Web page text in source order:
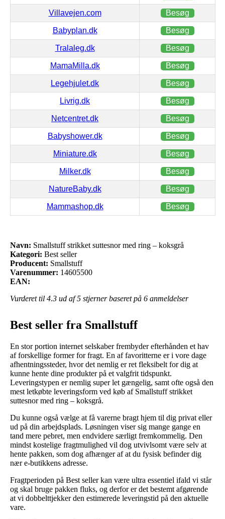
Villavejen.com Besøg
Babyplan.dk Besøg
Tralaleg.dk Besøg
MamaMilla.dk Besøg
Legehjulet.dk Besøg
Livrig.dk Besøg
Netcentret.dk Besøg
Babyshower.dk Besøg
Miniature.dk Besøg
Milker.dk Besøg
NatureBaby.dk Besøg
Mammashop.dk Besøg
Navn: Smallstuff strikket suttesnor med ring – koksgrå
Kategori: Best seller
Producent: Smallstuff
Varenummer: 14605500
EAN:
Vurderet til 4.3 ud af 5 stjerner baseret på 6 anmeldelser
Best seller fra Smallstuff
En stor portion internet selskaber frembyder efterhånden et hav
af forskellige former for fragt. En af favoritterne er i vore dage
afhentningssteder, hvor det nemlig er ret fleksibelt for dig at
kunne hente dine produkter på et valgfrit tidspunkt.
Leveringstypen er nemlig super let gængelig, samt ofte også den
mest letkøbte leveringsform ved køb af Smallstuff strikket
suttesnor med ring – koksgrå.
Du kunne også vælge at få varerne bragt hjem til dig privat eller
ud på din arbejdsplads. Løsningen viser sig mange gange en
tand mere pebret, men endvidere særligt fremkommelig. Den
mindst kostelige fragtmulighed vil dog utvivlsomt være selv at
hente pakken, som dog afhænger af at du fysisk befinder dig
nær e-butikkens adresse.
Fragtperioden på Best seller kan være ultra essentiel ifald vi står
og skal bruge pakken fluks, og derfor er det bestemt afgørende
at vi dobbelttjekker den estimerede leveringstid på den aktuelle
vare.